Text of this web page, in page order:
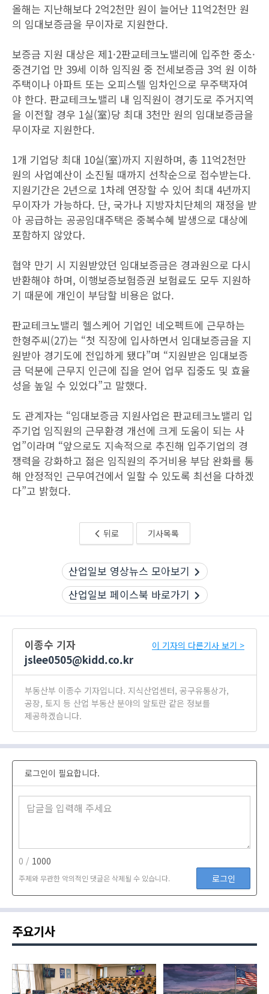
올해는 지난해보다 2억2천만 원이 늘어난 11억2천만 원
의 임대보증금을 무이자로 지원한다.
보증금 지원 대상은 제1·2판교테크노밸리에 입주한 중소·
중견기업 만 39세 이하 임직원 중 전세보증금 3억 원 이하
주택이나 아파트 또는 오피스텔 임차인으로 무주택자여
야 한다. 판교테크노밸리 내 임직원이 경기도로 주거지역
을 이전할 경우 1실(室)당 최대 3천만 원의 임대보증금을
무이자로 지원한다.
1개 기업당 최대 10실(室)까지 지원하며, 총 11억2천만
원의 사업예산이 소진될 때까지 선착순으로 접수받는다.
지원기간은 2년으로 1차례 연장할 수 있어 최대 4년까지
무이자가 가능하다. 단, 국가나 지방자치단체의 재정을 받
아 공급하는 공공임대주택은 중복수혜 발생으로 대상에
포함하지 않았다.
협약 만기 시 지원받았던 임대보증금은 경과원으로 다시
반환해야 하며, 이행보증보험증권 보험료도 모두 지원하
기 때문에 개인이 부담할 비용은 없다.
판교테크노밸리 헬스케어 기업인 네오펙트에 근무하는
한형주씨(27)는 “첫 직장에 입사하면서 임대보증금을 지
원받아 경기도에 전입하게 됐다”며 “지원받은 임대보증
금 덕분에 근무지 인근에 집을 얻어 업무 집중도 및 효율
성을 높일 수 있었다”고 말했다.
도 관계자는 “임대보증금 지원사업은 판교테크노밸리 입
주기업 임직원의 근무환경 개선에 크게 도움이 되는 사
업”이라며 “앞으로도 지속적으로 추진해 입주기업의 경
쟁력을 강화하고 젊은 임직원의 주거비용 부담 완화를 통
해 안정적인 근무여건에서 일할 수 있도록 최선을 다하겠
다”고 밝혔다.
뒤로 기사목록
산업일보 영상뉴스 모아보기
산업일보 페이스북 바로가기
이종수 기자
jslee0505@kidd.co.kr
이 기자의 다른기사 보기 >
부동산부 이종수 기자입니다. 지식산업센터, 공구유통상가,
공장, 토지 등 산업 부동산 분야의 알토란 같은 정보를
제공하겠습니다.
로그인이 필요합니다.
0 / 1000
주제와 무관한 악의적인 댓글은 삭제될 수 있습니다. 로그인
주요기사